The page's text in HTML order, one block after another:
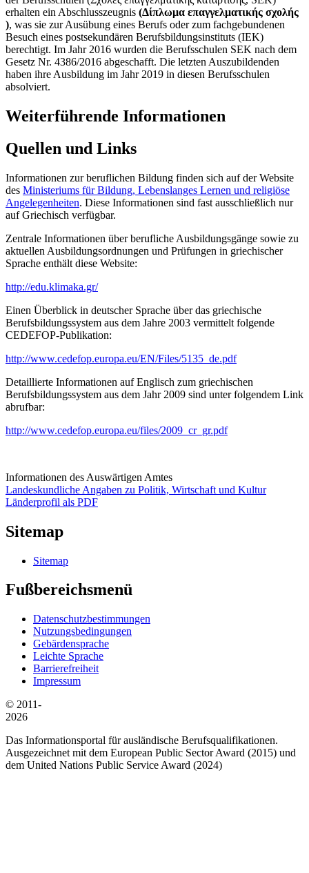
erhalten ein Abschlusszeugnis (Δίπλωμα επαγγελματικής σχολής
), was sie zur Ausübung eines Berufs oder zum fachgebundenen
Besuch eines postsekundären Berufsbildungsinstituts (IEK)
berechtigt. Im Jahr 2016 wurden die Berufsschulen SEK nach dem
Gesetz Nr. 4386/2016 abgeschafft. Die letzten Auszubildenden
haben ihre Ausbildung im Jahr 2019 in diesen Berufsschulen
absolviert.
Weiterführende Informationen
Quellen und Links
Informationen zur beruflichen Bildung finden sich auf der Website
des Ministeriums für Bildung, Lebenslanges Lernen und religiöse
Angelegenheiten. Diese Informationen sind fast ausschließlich nur
auf Griechisch verfügbar.
Zentrale Informationen über berufliche Ausbildungsgänge sowie zu
aktuellen Ausbildungsordnungen und Prüfungen in griechischer
Sprache enthält diese Website:
http://edu.klimaka.gr/
Einen Überblick in deutscher Sprache über das griechische
Berufsbildungssystem aus dem Jahre 2003 vermittelt folgende
CEDEFOP-Publikation:
http://www.cedefop.europa.eu/EN/Files/5135_de.pdf
Detaillierte Informationen auf Englisch zum griechischen
Berufsbildungssystem aus dem Jahr 2009 sind unter folgendem Link
abrufbar:
http://www.cedefop.europa.eu/files/2009_cr_gr.pdf
Informationen des Auswärtigen Amtes
Landeskundliche Angaben zu Politik, Wirtschaft und Kultur
Länderprofil als PDF
Sitemap
Sitemap
Fußbereichsmenü
Datenschutzbestimmungen
Nutzungsbedingungen
Gebärdensprache
Leichte Sprache
Barrierefreiheit
Impressum
© 2011-
2026
Das Informationsportal für ausländische Berufsqualifikationen.
Ausgezeichnet mit dem European Public Sector Award (2015) und
dem United Nations Public Service Award (2024)